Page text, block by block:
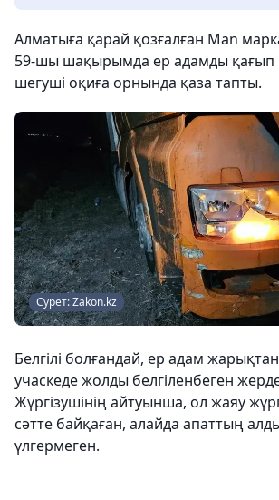
Алматыға қарай қозғалған Man
59-шы шақырымда ер адамды қағып
шегуші оқиға орнында қаза тапты.
Сурет: Zakon.kz
Белгілі болғандай, ер адам
учаскеде жолды белгіленбеген
Жүргізушінің айтуынша, ол жаяу
сәтте байқаған, алайда апаттың
үлгермеген.